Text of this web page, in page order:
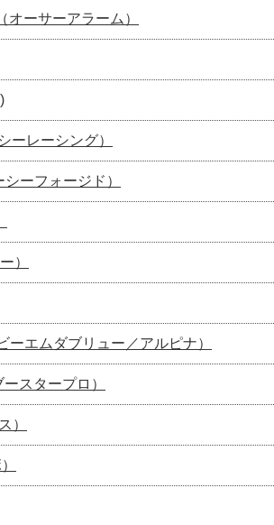
ーサーアラーム）
ーレーシング）
ーフォージド）
）
ーエムダブリュー／アルピナ）
スタープロ）
）